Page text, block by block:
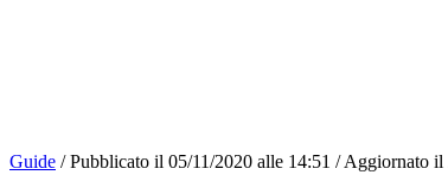
Guide / Pubblicato il 05/11/2020 alle 14:51 / Aggiornato il